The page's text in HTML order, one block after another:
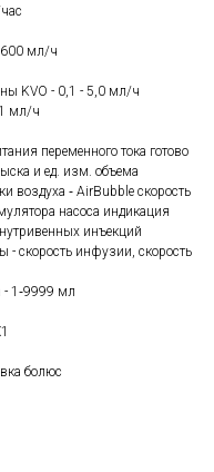
600 мл/ч
KVO - 0,1 - 5,0 мл/ч
1 мл/ч
переменного тока готово
и ед. изм. объема
воздуха ‑ AirBubble скорость
насоса индикация
инъекций
скорость инфузии, скорость
1‑9999 мл
болюс